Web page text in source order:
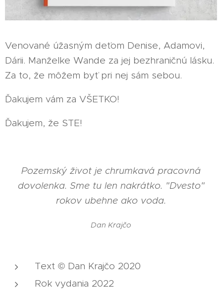
Venované úžasným deťom Denise, Adamovi,
Dárii. Manželke Wande za jej bezhraničnú lásku.
Za to, že môžem byť pri nej sám sebou.
Ďakujem vám za VŠETKO!
Ďakujem, že STE!
Pozemský život je chrumkavá pracovná
dovolenka. Sme tu len nakrátko. "Dvesto"
rokov ubehne ako voda.
Dan Krajčo
Text © Dan Krajčo 2020
Rok vydania 2022